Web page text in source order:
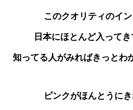
このクオリティのイ
日本にほとんど入ってき
知ってる人がみればきっとわ
ピンクがほんとうにき